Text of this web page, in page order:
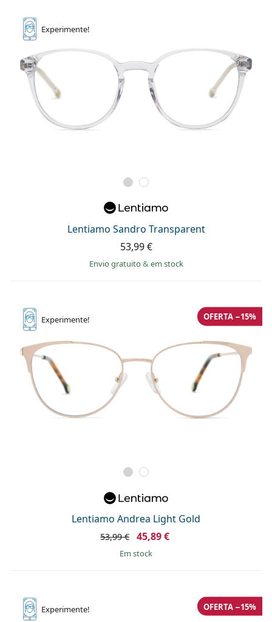
Experimente!
Lentiamo Sandro Transparent
53,99 €
Envio gratuito& em stock
Experimente!
Lentiamo Andrea Light Gold
OFERTA −15%
53,99 € 45,89 €
em stock
Experimente! OFERTA −15%